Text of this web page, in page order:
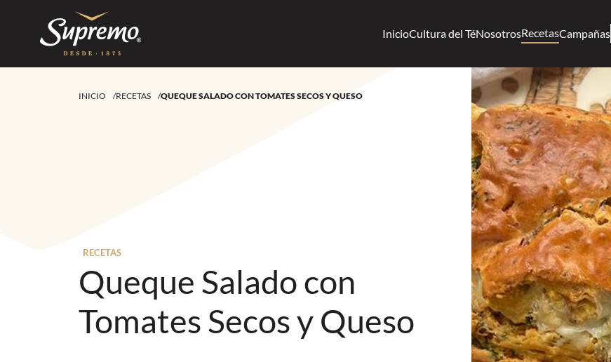
InicioCultura del TéNosotrosRecetasCampañas
INICIO /RECETAS /QUEQUE SALADO CON TOMATES SECOS Y QUESO
RECETAS
Queque Salado con
Tomates Secos y Queso